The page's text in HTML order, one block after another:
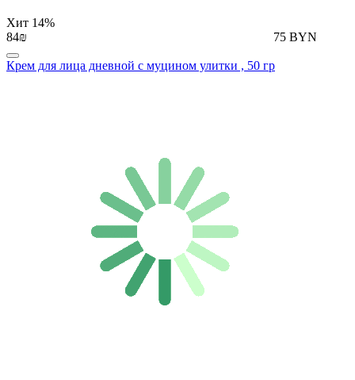
Хит 14%
84₪
75 BYN
Крем для лица дневной с муцином улитки , 50 гр